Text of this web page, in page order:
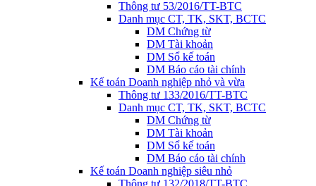
Thông tư 53/2016/TT-BTC
Danh mục CT, TK, SKT, BCTC
DM Chứng từ
DM Tài khoản
DM Sổ kế toán
DM Báo cáo tài chính
Kế toán Doanh nghiệp nhỏ và vừa
Thông tư 133/2016/TT-BTC
Danh mục CT, TK, SKT, BCTC
DM Chứng từ
DM Tài khoản
DM Sổ kế toán
DM Báo cáo tài chính
Kế toán Doanh nghiệp siêu nhỏ
Thông tư 132/2018/TT-BTC